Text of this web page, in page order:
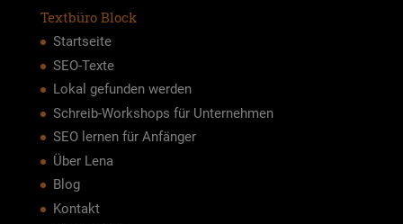
Textbüro Block
Startseite
SEO-Texte
Lokal gefunden werden
Schreib-Workshops für Unternehmen
SEO lernen für Anfänger
Über Lena
Blog
Kontakt